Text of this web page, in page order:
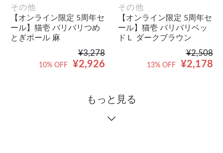
その他
【オンライン限定 5周年セ
ール】猫壱 バリバリつめ
とぎポール 麻
¥3,278
¥2,926
10% OFF
その他
【オンライン限定 5周年セ
ール】猫壱 バリバリベッ
ドＬ ダークブラウン
¥2,508
¥2,178
13% OFF
もっと見る